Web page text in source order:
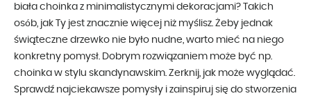
biała choinka z minimalistycznymi dekoracjami? Takich
osób, jak Ty jest znacznie więcej niż myślisz. Żeby jednak
świąteczne drzewko nie było nudne, warto mieć na niego
konkretny pomysł. Dobrym rozwiązaniem może być np.
choinka w stylu skandynawskim. Zerknij, jak może wyglądać.
Sprawdź najciekawsze pomysły i zainspiruj się do stworzenia